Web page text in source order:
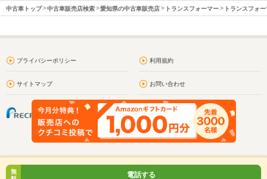
中古車トップ 中古車販売店検索 愛知県の中古車販売店 トランスフォーマー トランスフォ
プライバシーポリシー 利用規約
サイトマップ お問い合わせ
無
電話する